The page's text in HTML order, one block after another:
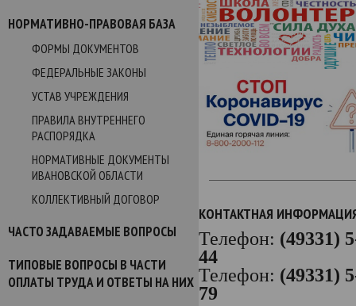
НОРМАТИВНО-ПРАВОВАЯ БАЗА
ФОРМЫ ДОКУМЕНТОВ
ФЕДЕРАЛЬНЫЕ ЗАКОНЫ
УСТАВ УЧРЕЖДЕНИЯ
ПРАВИЛА ВНУТРЕННЕГО
РАСПОРЯДКА
НОРМАТИВНЫЕ ДОКУМЕНТЫ
ИВАНОВСКОЙ ОБЛАСТИ
КОЛЛЕКТИВНЫЙ ДОГОВОР
ЧАСТО ЗАДАВАЕМЫЕ ВОПРОСЫ
ТИПОВЫЕ ВОПРОСЫ В ЧАСТИ
ОПЛАТЫ ТРУДА И ОТВЕТЫ НА НИХ
КОНТАКТНАЯ
Телефон: (49331)
44
Телефон: (49331)
79